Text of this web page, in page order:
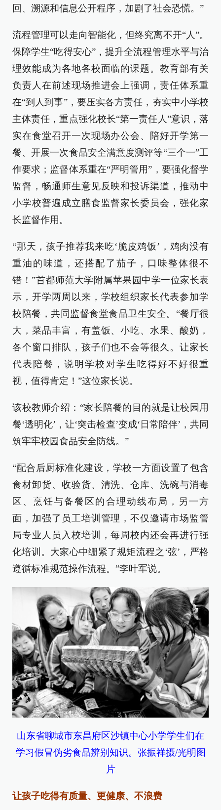
回、溯源和信息公开程序，加剧了社会恐慌。”
流程管理可以走向智能化，但终究离不开“人”。
保障学生“吃得安心”，提升全流程管理水平与治
理效能成为各地各校面临的课题。教育部有关
负责人在前述现场推进会上强调，责任体系重
在“到人到事”，要压实各方责任，夯实中小学校
主体责任，重点强化校长“第一责任人”意识，落
实在食堂召开一次现场办公会、陪好开学第一
餐、开展一次食品安全满意度测评等“三个一”工
作要求；监督体系重在“严明管用”，要强化督学
监督，畅通师生意见反映和投诉渠道，推动中
小学校普遍成立膳食监督家长委员会，强化家
长监督作用。
“那天，孩子推荐我来吃‘脆皮鸡饭’，鸡肉没有
重油的味道，还搭配了茄子，口味整体很不
错！”首都师范大学附属苹果园中学一位家长表
示，开学两周以来，学校组织家长代表参加学
校陪餐，共同监督食堂食品卫生安全。“餐厅很
大，菜品丰富，有盖饭、小吃、水果、酸奶，
各个窗口排队，孩子们也不会等很久。让家长
代表陪餐，说明学校对学生吃得好不好很重
视，值得肯定！”这位家长说。
该校教师介绍：“家长陪餐的目的就是让校园用
餐‘透明化’，让‘突击检查’变成‘日常陪伴’，共同
筑牢牢校园食品安全防线。”
“配合后厨标准化建设，学校一方面设置了包含
食材卸货、收验货、清洗、仓库、洗碗与消毒
区、烹饪与备餐区的合理动线布局，另一方
面，加强了员工培训管理，不仅邀请市场监管
局专业人员入校培训，每周校内还会再进行强
化培训。大家心中绷紧了规矩流程之‘弦’，严格
遵循标准规范操作流程。”李叶军说。
山东省聊城市东昌府区沙镇中心小学学生们在
学习假冒伪劣食品辨别知识。张振祥摄/光明图
片
让孩子吃得有质量、更健康、不浪费